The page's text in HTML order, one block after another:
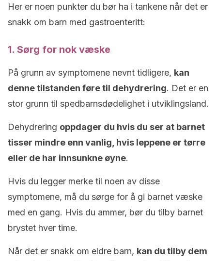
Her er noen punkter du bør ha i tankene når det er
snakk om barn med gastroenteritt:
1. Sørg for nok væske
På grunn av symptomene nevnt tidligere, kan
denne tilstanden føre til dehydrering. Det er en
stor grunn til spedbarnsdødelighet i utviklingsland.
Dehydrering oppdager du hvis du ser at barnet
tisser mindre enn vanlig, hvis leppene er tørre
eller de har innsunkne øyne.
Hvis du legger merke til noen av disse
symptomene, må du sørge for å gi barnet væske
med en gang. Hvis du ammer, bør du tilby barnet
brystet hver time.
Når det er snakk om eldre barn, kan du tilby dem